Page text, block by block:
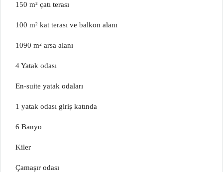
150 m² çatı terası
100 m² kat terası ve balkon alanı
1090 m² arsa alanı
4 Yatak odası
En-suite yatak odaları
1 yatak odası giriş katında
6 Banyo
Kiler
Çamaşır odası